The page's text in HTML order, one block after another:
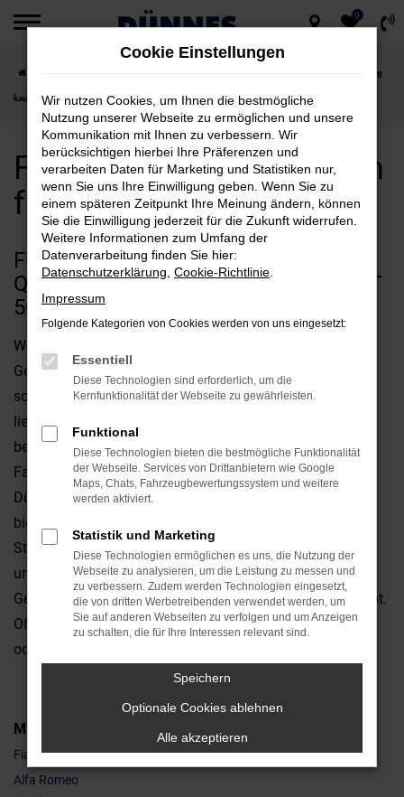
Zum
springen
0
Fiat 500 Gebrauchtwagen für Straubing
kaufen
Fiat 500 Gebrauchtwagen
für Straubing kaufen
FÜR CLEVERSPARER UND
QUALITÄTSFANS IN STRAUBING: FIAT
500 GEBRAUCHTWAGEN
Wenn Sie Ihren Autokauf für Straubing allein aus
Gesichtspunkten der Vernunft betrachten, landen Sie
schnell bei einem Fiat 500 Gebrauchtwagen. Der Grund
liegt in der exzellenten Qualität dieses Fahrzeugs, das
bereits seit vielen Jahren gleichermaßen Kritiker wie
Fahrerinnen und Fahrer überzeugt. Wir vom Autohaus
Dünnes sind Experten für Fiat 500 Gebrauchtwagen und
bieten zudem einen Lieferservice direkt zu Ihnen nach
Straubing oder in die Umgebung. Die Auswahl ist enorm
und mit ein wenig Glück finden Sie exakt den Fiat 500
Gebrauchtwagen, der Ihnen bereits seit Jahren vorschwebt.
Oftmals besteht sogar die Möglichkeit, die Motorisierung
oder bei der Lackierung eine Auswahl zu treffen.
Marken
Fiat
Alfa Romeo
Cookie Einstellungen
Wir nutzen Cookies, um Ihnen die bestmögliche
Nutzung unserer Webseite zu ermöglichen und unsere
Kommunikation mit Ihnen zu verbessern. Wir
berücksichtigen hierbei Ihre Präferenzen und
verarbeiten Daten für Marketing und Statistiken nur,
wenn Sie uns Ihre Einwilligung geben. Wenn Sie zu
einem späteren Zeitpunkt Ihre Meinung ändern, können
Sie die Einwilligung jederzeit für die Zukunft widerrufen.
Weitere Informationen zum Umfang der
Datenverarbeitung finden Sie hier:
Datenschutzerklärung Cookie-Richtlinie
Impressum
Folgende Kategorien von Cookies werden von uns eingesetzt:
Essentiell
Diese Technologien sind erforderlich, um die
Kernfunktionalität der Webseite zu gewährleisten.
Funktional
Diese Technologien bieten die bestmögliche Funktionalität
der Webseite. Services von Drittanbietern wie Google
Maps, Chats, Fahrzeugbewertungssystem und weitere
werden aktiviert.
Statistik und Marketing
Diese Technologien ermöglichen es uns, die Nutzung der
Webseite zu analysieren, um die Leistung zu messen und
zu verbessern. Zudem werden Technologien eingesetzt,
die von dritten Werbetreibenden verwendet werden, um
Sie auf anderen Webseiten zu verfolgen und um Anzeigen
zu schalten, die für Ihre Interessen relevant sind.
Speichern
Optionale Cookies ablehnen
Alle akzeptieren